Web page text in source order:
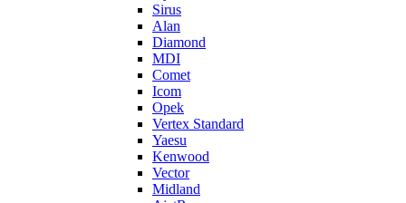
Sirus
Alan
Diamond
MDI
Comet
Icom
Opek
Vertex Standard
Yaesu
Kenwood
Vector
Midland